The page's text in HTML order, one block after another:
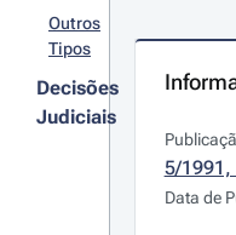
Outros
Tipos
Decisões
Judiciais
5/1991,
Data de